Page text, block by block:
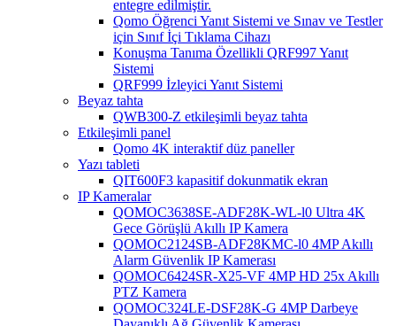
entegre edilmiştir.
Qomo Öğrenci Yanıt Sistemi ve Sınav ve Testler
için Sınıf İçi Tıklama Cihazı
Konuşma Tanıma Özellikli QRF997 Yanıt
Sistemi
QRF999 İzleyici Yanıt Sistemi
Beyaz tahta
QWB300-Z etkileşimli beyaz tahta
Etkileşimli panel
Qomo 4K interaktif düz paneller
Yazı tableti
QIT600F3 kapasitif dokunmatik ekran
IP Kameralar
QOMOC3638SE-ADF28K-WL-l0 ​​Ultra 4K
Gece Görüşlü Akıllı IP Kamera
QOMOC2124SB-ADF28KMC-l0 4MP Akıllı
Alarm Güvenlik IP Kamerası
QOMOC6424SR-X25-VF 4MP HD 25x Akıllı
PTZ Kamera
QOMOC324LE-DSF28K-G 4MP Darbeye